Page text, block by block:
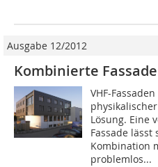
Ausgabe 12/2012
Kombinierte Fassade
VHF-
Lösung. Eine
Fassade
Kombination
problemlos...